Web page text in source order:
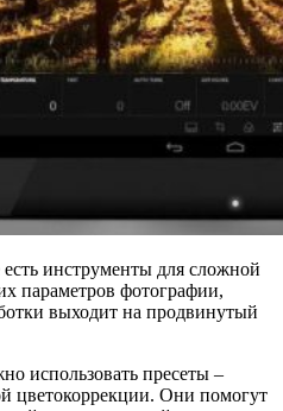
инструменты для сложной
параметров фотографии,
выходит на продвинутый
использовать пресеты –
цветокоррекции. Они помогут